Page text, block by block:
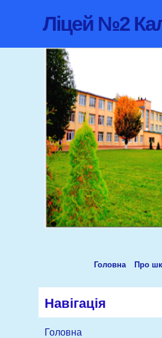
Ліцей №2
Головна Про
Навігація
Головна